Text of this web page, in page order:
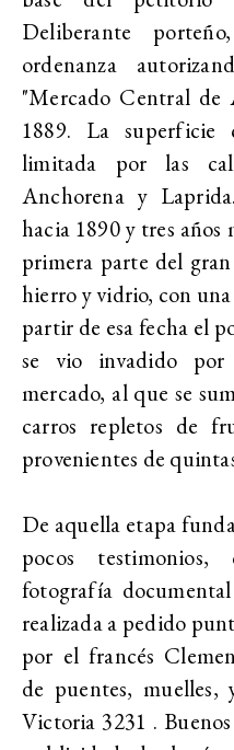
Deliberante
ordenanza
"Mercado Central de
1889. La superficie
limitada por las
Anchorena y
hacia 1890 y tres años
primera parte del
hierro y vidrio, con
partir de esa fecha el
se vio invadido
mercado, al que se
carros repletos de
provenientes de
De aquella etapa
pocos
fotografía
realizada a pedido
por el francés
de puentes, muelles,
Victoria 3231 .